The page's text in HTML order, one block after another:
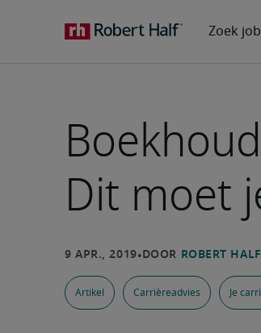
Dit moet
Artikel Carrièreadvies Je